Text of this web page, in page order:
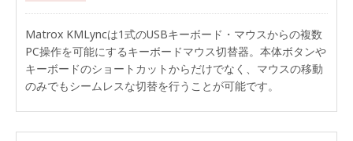
Matrox KMLyncは1式のUSBキーボード・マウスからの複数
PC操作を可能にするキーボードマウス切替器。本体ボタンや
キーボードのショートカットからだけでなく、マウスの移動
のみでもシームレスな切替を行うことが可能です。